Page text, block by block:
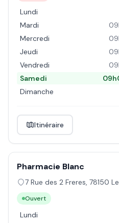
Lundi
Mardi
Mercredi
Jeudi
Vendredi
Samedi
Dimanche
Itinéraire
Pharmacie Blanc
7 Rue des 2 Freres, 78150
Ouvert
Lundi